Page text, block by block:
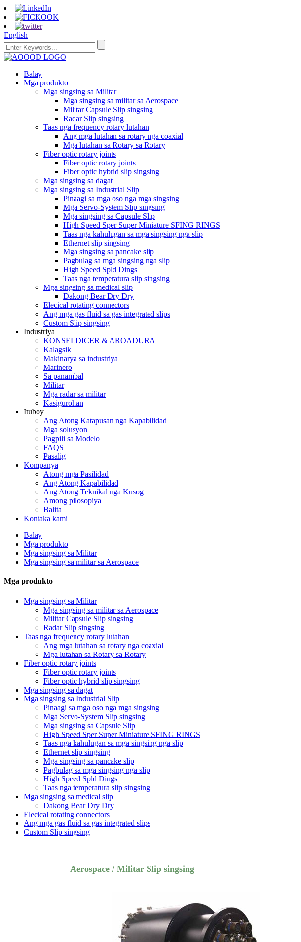
English
Balay
Mga produkto
Mga singsing sa Militar
Mga singsing sa militar sa Aerospace
Militar Capsule Slip singsing
Radar Slip singsing
Taas nga frequency rotary lutahan
Ang mga lutahan sa rotary nga coaxial
Mga lutahan sa Rotary sa Rotary
Fiber optic rotary joints
Fiber optic rotary joints
Fiber optic hybrid slip singsing
Mga singsing sa dagat
Mga singsing sa Industrial Slip
Pinaagi sa mga oso nga mga singsing
Mga Servo-System Slip singsing
Mga singsing sa Capsule Slip
High Speed ​​Sper Super Miniature SFING RINGS
Taas nga kahulugan sa mga singsing nga slip
Ethernet slip singsing
Mga singsing sa pancake slip
Pagbulag sa mga singsing nga slip
High Speed ​​Spld Dings
Taas nga temperatura slip singsing
Mga singsing sa medical slip
Dakong Bear Dry Dry
Elecical rotating connectors
Ang mga gas fluid sa gas integrated slips
Custom Slip singsing
Industriya
KONSELDICER & AROADURA
Kalagsik
Makinarya sa industriya
Marinero
Sa panambal
Militar
Mga radar sa militar
Kasigurohan
Ituboy
Ang Atong Katapusan nga Kapabilidad
Mga solusyon
Pagpili sa Modelo
FAQS
Pasalig
Kompanya
Atong mga Pasilidad
Ang Atong Kapabilidad
Ang Atong Teknikal nga Kusog
Among pilosopiya
Balita
Kontaka kami
Balay
Mga produkto
Mga singsing sa Militar
Mga singsing sa militar sa Aerospace
Mga produkto
Mga singsing sa Militar
Mga singsing sa militar sa Aerospace
Militar Capsule Slip singsing
Radar Slip singsing
Taas nga frequency rotary lutahan
Ang mga lutahan sa rotary nga coaxial
Mga lutahan sa Rotary sa Rotary
Fiber optic rotary joints
Fiber optic rotary joints
Fiber optic hybrid slip singsing
Mga singsing sa dagat
Mga singsing sa Industrial Slip
Pinaagi sa mga oso nga mga singsing
Mga Servo-System Slip singsing
Mga singsing sa Capsule Slip
High Speed ​​Sper Super Miniature SFING RINGS
Taas nga kahulugan sa mga singsing nga slip
Ethernet slip singsing
Mga singsing sa pancake slip
Pagbulag sa mga singsing nga slip
High Speed ​​Spld Dings
Taas nga temperatura slip singsing
Mga singsing sa medical slip
Dakong Bear Dry Dry
Elecical rotating connectors
Ang mga gas fluid sa gas integrated slips
Custom Slip singsing
Aerospace / Militar Slip singsing